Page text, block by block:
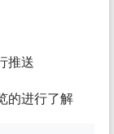
推送
的进行了解